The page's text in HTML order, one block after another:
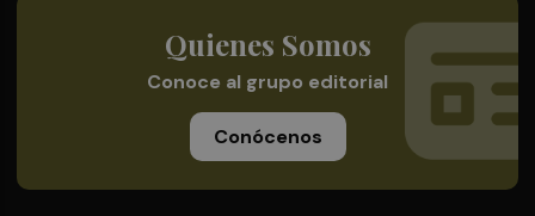
Quienes Somos
Conoce al grupo editorial
Conócenos